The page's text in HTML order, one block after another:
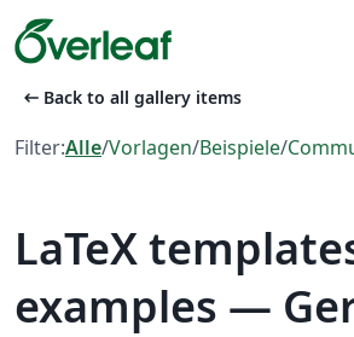
arrow_left_alt Back to all gallery items
Filter:Alle/Vorlagen/Beispiele/
LaTeX
examples —